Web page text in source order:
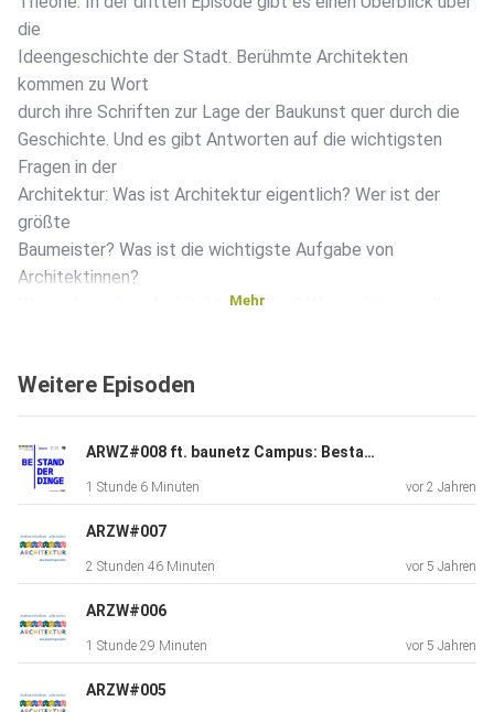
die
Ideengeschichte der Stadt. Berühmte Architekten
kommen zu Wort
durch ihre Schriften zur Lage der Baukunst quer durch die
Geschichte. Und es gibt Antworten auf die wichtigsten
Fragen in der
Architektur: Was ist Architektur eigentlich? Wer ist der
größte
Baumeister? Was ist die wichtigste Aufgabe von
Architektinnen?
Warum brauchen Architekten Brillen? Warum hängen alle
Mehr
Weitere Episoden
ARWZ#008 ft. baunetz Campus: Bestand der Dinge, Summer School
1 Stunde 6 Minuten vor 2 Jahren
ARZW#007
2 Stunden 46 Minuten vor 5 Jahren
ARZW#006
1 Stunde 29 Minuten vor 5 Jahren
ARZW#005